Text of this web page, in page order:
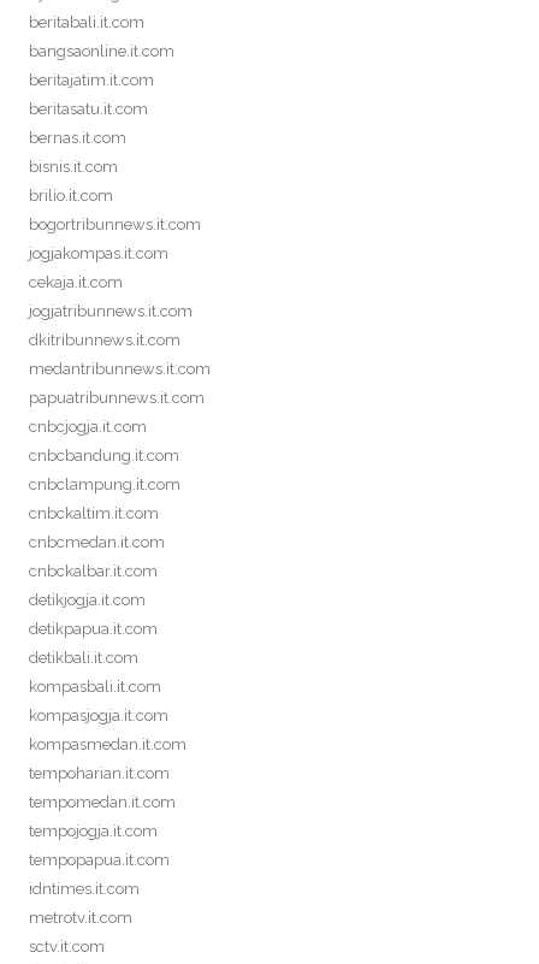
beritabali.it.com
bangsaonline.it.com
beritajatim.it.com
beritasatu.it.com
bernas.it.com
bisnis.it.com
brilio.it.com
bogortribunnews.it.com
jogjakompas.it.com
cekaja.it.com
jogjatribunnews.it.com
dkitribunnews.it.com
medantribunnews.it.com
papuatribunnews.it.com
cnbcjogja.it.com
cnbcbandung.it.com
cnbclampung.it.com
cnbckaltim.it.com
cnbcmedan.it.com
cnbckalbar.it.com
detikjogja.it.com
detikpapua.it.com
detikbali.it.com
kompasbali.it.com
kompasjogja.it.com
kompasmedan.it.com
tempoharian.it.com
tempomedan.it.com
tempojogja.it.com
tempopapua.it.com
idntimes.it.com
metrotv.it.com
sctv.it.com